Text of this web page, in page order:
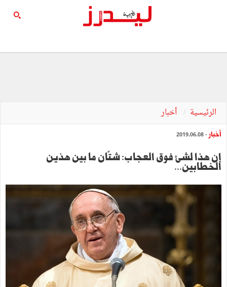
الرئيسية أخبار
أخبار - 2019.06.08
إن هذا لشيء فوق العجاب: شتّان ما بين هذين
الخطابين...